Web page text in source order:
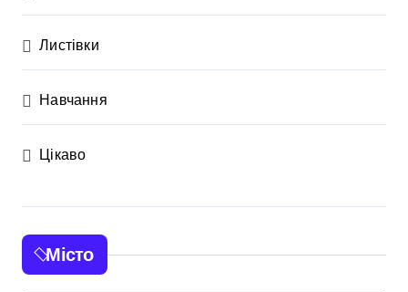
Листівки
Навчання
Цікаво
Місто